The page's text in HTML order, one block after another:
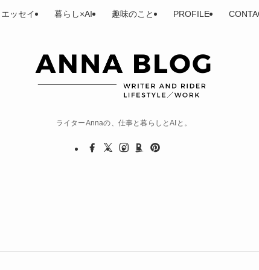
ライターAnnaの、仕事と暮らしとAIと。
エッセイ 暮らし×AI 趣味のこと PROFILE